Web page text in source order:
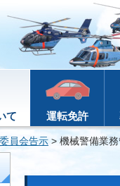
て 運転免許
員会告示 > 機械警備業